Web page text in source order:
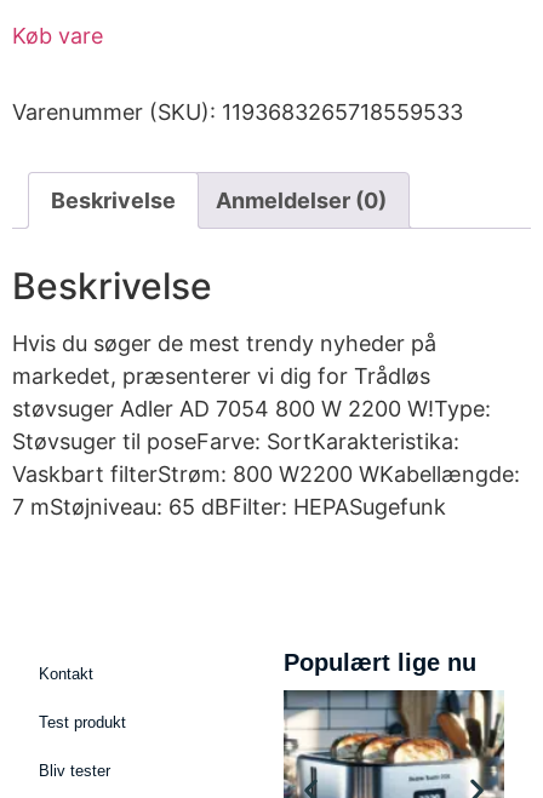
Køb vare
Varenummer (SKU): 1193683265718559533
Beskrivelse Anmeldelser (0)
Beskrivelse
Hvis du søger de mest trendy nyheder på
markedet, præsenterer vi dig for Trådløs
støvsuger Adler AD 7054 800 W 2200 W!Type:
Støvsuger til poseFarve: SortKarakteristika:
Vaskbart filterStrøm: 800 W2200 WKabellængde:
7 mStøjniveau: 65 dBFilter: HEPASugefunk
Kontakt
Test produkt
Bliv tester
Populært lige nu